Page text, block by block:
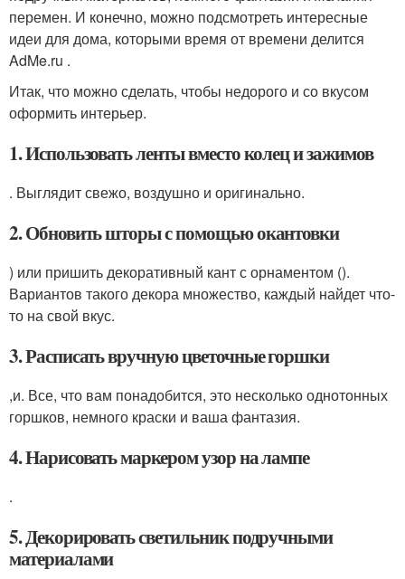
перемен. И конечно, можно подсмотреть интересные
идеи для дома, которыми время от времени делится
AdMe.ru .
Итак, что можно сделать, чтобы недорого и со вкусом
оформить интерьер.
1. Использовать ленты вместо колец и зажимов
. Выглядит свежо, воздушно и оригинально.
2. Обновить шторы с помощью окантовки
) или пришить декоративный кант с орнаментом ().
Вариантов такого декора множество, каждый найдет что-
то на свой вкус.
3. Расписать вручную цветочные горшки
,и. Все, что вам понадобится, это несколько однотонных
горшков, немного краски и ваша фантазия.
4. Нарисовать маркером узор на лампе
.
5. Декорировать светильник подручными
материалами